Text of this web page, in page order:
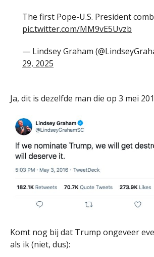
The first Pope-U.S. President
pic.twitter.com/MM9vE5Uvzb
— Lindsey Graham
29, 2025
Ja, dit is dezelfde man die op 3 mei
Komt nog bij dat Trump ongeveer
als ik (niet, dus):